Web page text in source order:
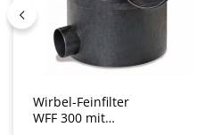
Wirbel-Feinfilter
WFF 300 mit